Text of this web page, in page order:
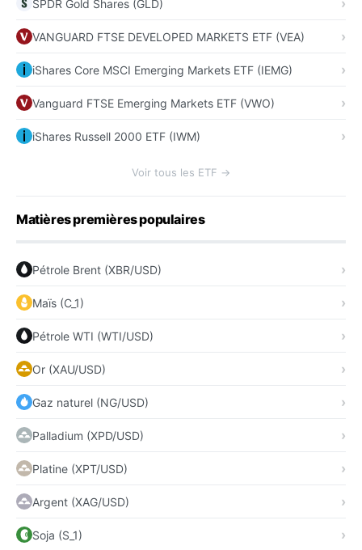
SPDR Gold Shares (GLD)
VANGUARD FTSE DEVELOPED MARKETS ETF (VEA)
iShares Core MSCI Emerging Markets ETF (IEMG)
Vanguard FTSE Emerging Markets ETF (VWO)
iShares Russell 2000 ETF (IWM)
Voir tous les ETF →
Matières premières populaires
Pétrole Brent (XBR/USD)
Maïs (C_1)
Pétrole WTI (WTI/USD)
Or (XAU/USD)
Gaz naturel (NG/USD)
Palladium (XPD/USD)
Platine (XPT/USD)
Argent (XAG/USD)
Soja (S_1)